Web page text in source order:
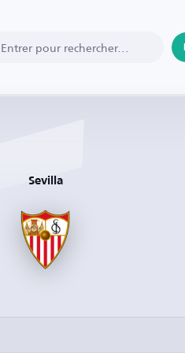
Sevilla